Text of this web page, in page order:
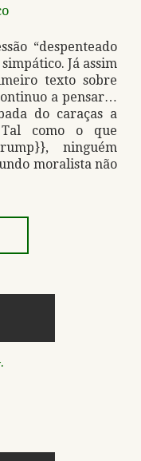
“despenteado
Já assim
texto sobre
a pensar…
do caraças a
como o que
ninguém
moralista não